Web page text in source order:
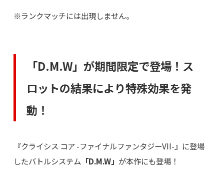
※ランクマッチには出現しません。
「D.M.W」が期間限定で登場！ス
ロットの結果により特殊効果を発
動！
『クライシス コア -ファイナルファンタジーVII-』に登場
したバトルシステム 「D.M.W」 が本作にも登場！